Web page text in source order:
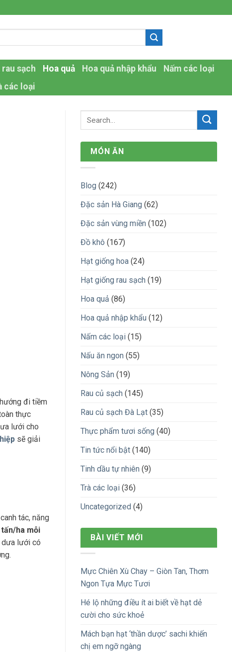
rau sạch Hoa quả Hoa quả nhập khẩu
Nấm các loại
các loại
đi tiềm
thực
lưới cho
sẽ giải
tác, năng
ha mỗi
dưa lưới có
MÓN ĂN
Blog (242)
Đặc sản Hà Giang (62)
Đặc sản vùng miền (102)
Đồ khô (167)
Hạt giống hoa (24)
Hạt giống rau sạch (19)
Hoa quả (86)
Hoa quả nhập khẩu (12)
Nấm các loại (15)
Nấu ăn ngon (55)
Nông Sản (19)
Rau củ sạch (145)
Rau củ sạch Đà Lạt (35)
Thực phẩm tươi sống (40)
Tin tức nổi bật (140)
Tinh dầu tự nhiên (9)
Trà các loại (36)
Uncategorized (4)
BÀI VIẾT MỚI
Mực Chiên Xù Chay – Giòn Tan, Thơm
Ngon Tựa Mực Tươi
Hé lộ những điều ít ai biết về hạt dẻ
cười cho sức khoẻ
Mách bạn hạt ‘thần dược’ sachi khiến
chị em ngỡ ngàng